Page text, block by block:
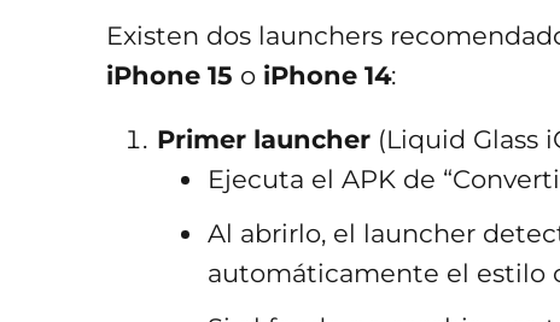
Existen dos launchers
iPhone 15 o iPhone 14:
Primer launcher (Liquid Glass
Ejecuta el APK de
Al abrirlo, el launcher
automáticamente el estilo